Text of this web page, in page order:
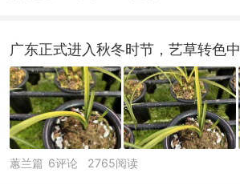
广东正式进入秋冬时节，艺草转色中
蕙兰篇 6评论 2765阅读